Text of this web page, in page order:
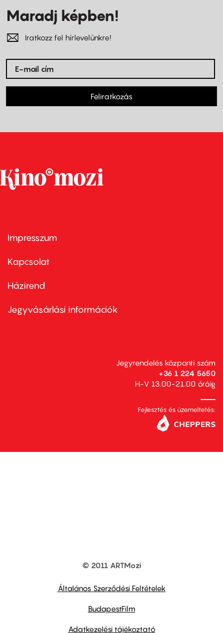
Maradj képben!
Iratkozz fel hírlevelünkre!
Feliratkozás
Footer
first
Impresszum
Kapcsolat
Footer
second
Házirend
Jegyvásárlási információk
Jegyrendelés központi szám
+36 1 224 5650
H-V 13.00-21.00 óráig
Fejlesztés és üzemeltetés:
© 2011 ARTMozi
Általános Szerződési Feltételek
BudapestFilm
Adatkezelési tájékoztató